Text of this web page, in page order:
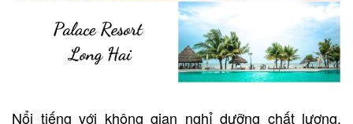
Nổi tiếng với không gian nghỉ dưỡng chất lượng,